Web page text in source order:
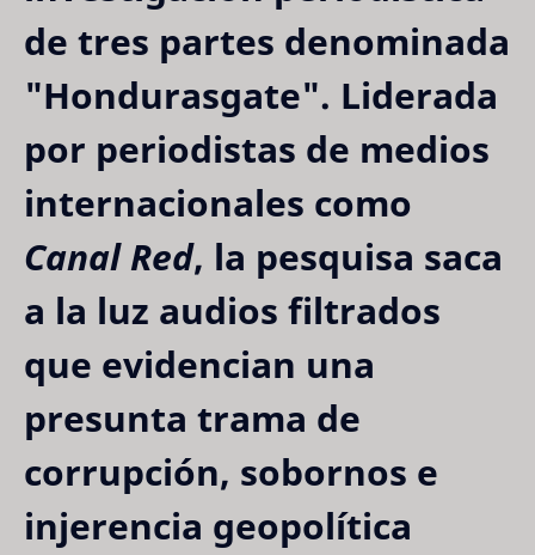
de tres partes denominada
"Hondurasgate". Liderada
por periodistas de medios
internacionales como
Canal Red, la pesquisa saca
a la luz audios filtrados
que evidencian una
presunta trama de
corrupción, sobornos e
injerencia geopolítica